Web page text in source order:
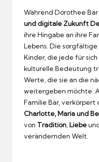
Während Dorothee
und digitale Zukunft
ihre Hingabe an ihre
Lebens. Die
Kinder, die jede für
kulturelle Bedeutung
Werte, die sie an die
weitergeben möchte.
Familie Bär, verkörpert
Charlotte, Maria und
von Tradition, Liebe
verändernden Welt.